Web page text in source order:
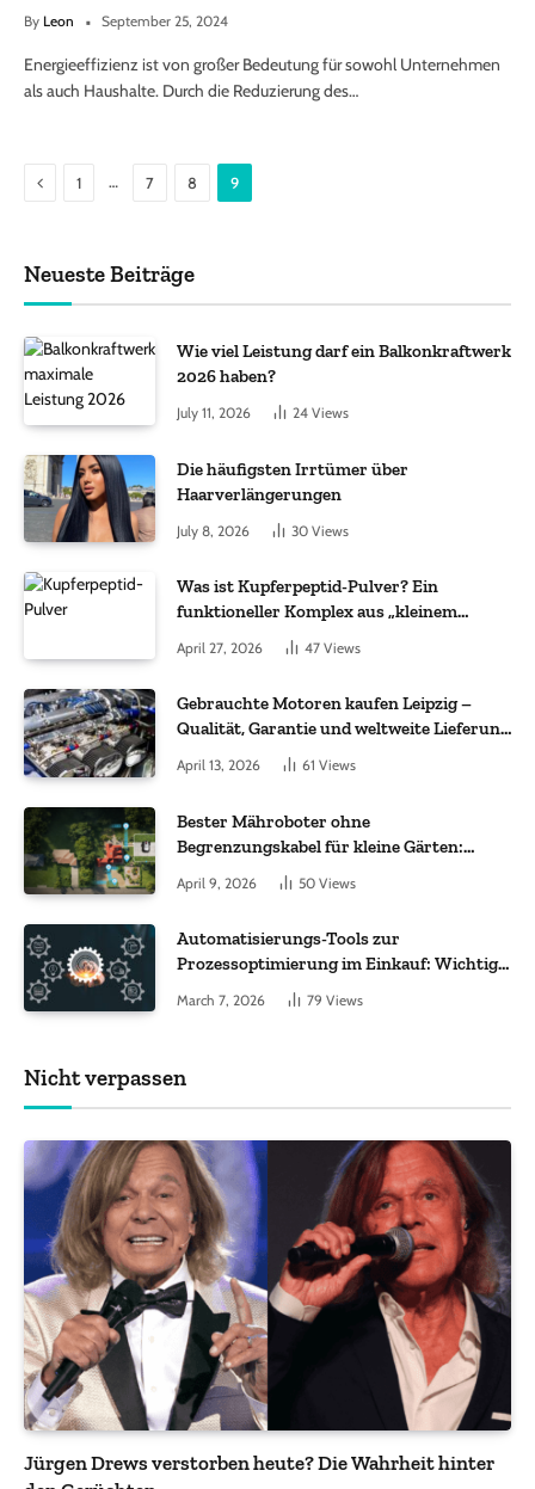
By Leon September 25, 2024
Energieeffizienz ist von großer Bedeutung für sowohl Unternehmen
als auch Haushalte. Durch die Reduzierung des…
Previous
1 … 7 8 9
Neueste Beiträge
Wie viel Leistung darf ein Balkonkraftwerk
2026 haben?
July 11, 2026 24 Views
Die häufigsten Irrtümer über
Haarverlängerungen
July 8, 2026 30 Views
Was ist Kupferpeptid-Pulver? Ein
funktioneller Komplex aus „kleinem
Molekül + Metall“
April 27, 2026 47 Views
Gebrauchte Motoren kaufen Leipzig –
Qualität, Garantie und weltweite Lieferung
April 13, 2026 61 Views
Bester Mähroboter ohne
Begrenzungskabel für kleine Gärten:
Worauf es bei 200 bis 500 m² wirklich
ankommt
April 9, 2026 50 Views
Automatisierungs-Tools zur
Prozessoptimierung im Einkauf: Wichtige
Funktionen, auf die Sie achten sollten
March 7, 2026 79 Views
Nicht verpassen
Jürgen Drews verstorben heute? Die Wahrheit hinter